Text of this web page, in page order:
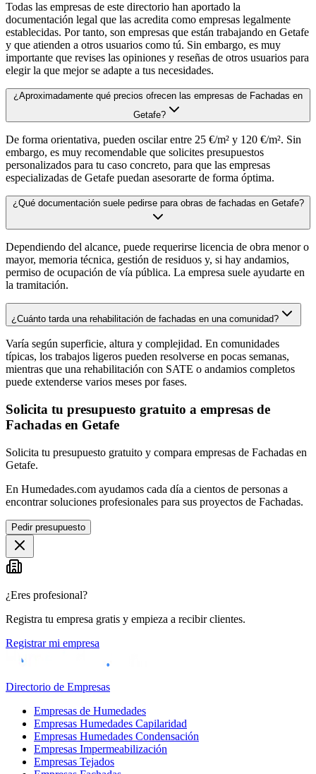
Todas las empresas de este directorio han aportado la
documentación legal que las acredita como empresas legalmente
establecidas. Por tanto, son empresas que están trabajando en Getafe
y que atienden a otros usuarios como tú. Sin embargo, es muy
importante que revises las opiniones y reseñas de otros usuarios para
elegir la que mejor se adapte a tus necesidades.
¿Aproximadamente qué precios ofrecen las empresas de Fachadas en
Getafe?
De forma orientativa, pueden oscilar entre 25 €/m² y 120 €/m². Sin
embargo, es muy recomendable que solicites presupuestos
personalizados para tu caso concreto, para que las empresas
especializadas de Getafe puedan asesorarte de forma óptima.
¿Qué documentación suele pedirse para obras de fachadas en Getafe?
Dependiendo del alcance, puede requerirse licencia de obra menor o
mayor, memoria técnica, gestión de residuos y, si hay andamios,
permiso de ocupación de vía pública. La empresa suele ayudarte en
la tramitación.
¿Cuánto tarda una rehabilitación de fachadas en una comunidad?
Varía según superficie, altura y complejidad. En comunidades
típicas, los trabajos ligeros pueden resolverse en pocas semanas,
mientras que una rehabilitación con SATE o andamios completos
puede extenderse varios meses por fases.
Solicita tu presupuesto gratuito a empresas de
Fachadas en Getafe
Solicita tu presupuesto gratuito y compara empresas de Fachadas en
Getafe.
En Humedades.com ayudamos cada día a cientos de personas a
encontrar soluciones profesionales para sus proyectos de Fachadas.
Pedir presupuesto
¿Eres profesional?
Registra tu empresa gratis y empieza a recibir clientes.
Registrar mi empresa
Directorio de Empresas
Empresas de Humedades
Empresas Humedades Capilaridad
Empresas Humedades Condensación
Empresas Impermeabilización
Empresas Tejados